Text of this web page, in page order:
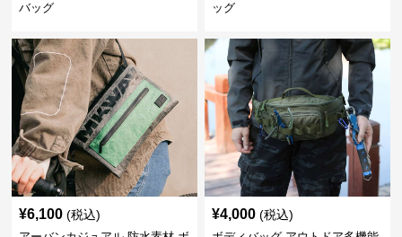
バッグ
ッグ
¥6,100 (税込) ¥4,000 (税込)